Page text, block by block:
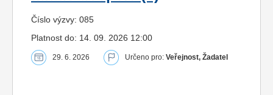
Číslo výzvy: 085
Platnost do: 14. 09. 2026 12:00
29. 6. 2026 Určeno pro: Veřejnost, Žadatel